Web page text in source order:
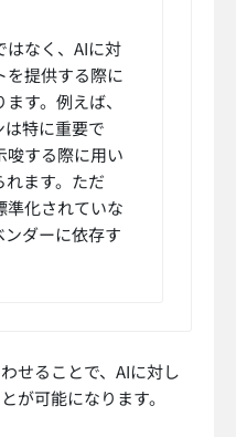
はなく、AIに対
を提供する際に
す。例えば、
特に重要で
唆する際に用い
れます。ただ
準化されていな
ダーに依存す
せることで、AIに対し
が可能になります。